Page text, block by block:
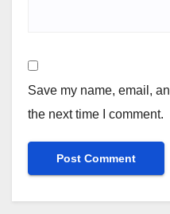
Save my name, email,
the next time I comment.